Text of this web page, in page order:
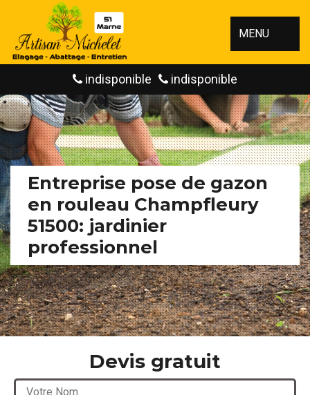
MENU
indisponible indisponible
Entreprise pose de gazon
en rouleau Champfleury
51500: jardinier
professionnel
Devis gratuit